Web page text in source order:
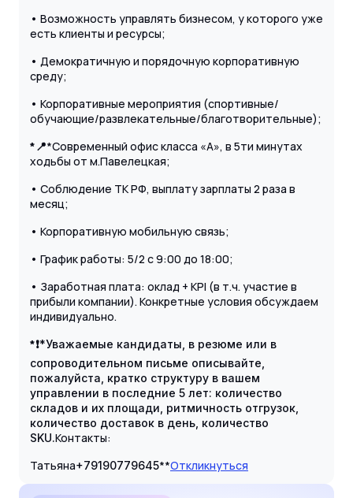
• Возможность управлять бизнесом, у которого уже
есть клиенты и ресурсы;
• Демократичную и порядочную корпоративную
среду;
• Корпоративные мероприятия (спортивные/
обучающие/развлекательные/благотворительные);
*📍*Современный офис класса «А», в 5ти минутах
ходьбы от м.Павелецкая;
• Соблюдение ТК РФ, выплату зарплаты 2 раза в
месяц;
• Корпоративную мобильную связь;
• График работы: 5/2 с 9:00 до 18:00;
• Заработная плата: оклад + KPI (в т.ч. участие в
прибыли компании). Конкретные условия обсуждаем
индивидуально.
*❗️*Уважаемые кандидаты, в резюме или в
сопроводительном письме описывайте,
пожалуйста, кратко структуру в вашем
управлении в последние 5 лет: количество
складов и их площади, ритмичность отгрузок,
количество доставок в день, количество
SKU.Контакты:
Татьяна+79190779645**Откликнуться